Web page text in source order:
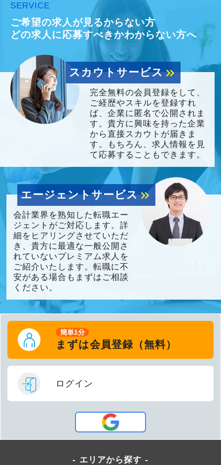
SERVICE
ご希望の求人が見るからない方
どの求人に応募すべきかわからない方へ
スカウトサービスkeyboard_double_arrow_right
完全無料の会員登録をして、
ご経歴やスキルを登録すれ
ば、企業に匿名で公開されま
す。貴方に興味を持った企業
から直接スカウトが届きま
す。もちろん、求人情報を見
て応募することもできます。
エージェントサービスkeyboard_double_arrow_right
会計業界を熟知した転職エー
ジェントがご対応します。詳
細をヒアリングさせていただ
き、貴方に最適な一般公開さ
れていないプレミアム求人を
ご紹介いたします。転職に不
安がある場合もまずはご相談
ください。
簡単1分
まずは会員登録（無料）
ログイン
エリアから探す